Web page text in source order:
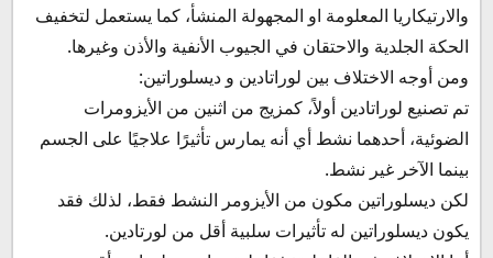
والارتيكاريا المعلومة او المجهولة المنشأ، كما يستعمل لتخفيف
الحكة الجلدية والاحتقان في الجيوب الأنفية والأذن وغيرها.
ومن أوجه الاختلاف بين لوراتادين و ديسلوراتين:
تم تصنيع لوراتادين أولاً، كمزيج من اثنين من الأيزومرات
الضوئية، أحدهما نشط أي أنه يمارس تأثيرًا علاجيًا على الجسم
بينما الآخر غير نشط.
لكن ديسلوراتين مكون من الأيزومر النشط فقط، لذلك فقد
يكون ديسلوراتين له تأثيرات سلبية أقل من لورتادين.